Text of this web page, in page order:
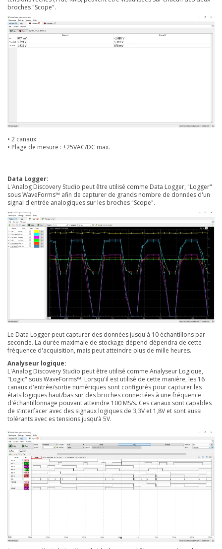
broches "Scope".
• 2 canaux
• Plage de mesure : ±25VAC/DC max.
Data Logger:
L'Analog Discovery Studio peut être utilisé comme Data Logger, "Logger"
sous WaveForms™ afin de capturer de grands nombre de données d'un
signal d'entrée analogiques sur les broches "Scope".
Le Data Logger peut capturer des données jusqu'à 10 échantillons par
seconde. La durée maximale de stockage dépend dépendra de cette
fréquence d'acquisition, mais peut atteindre plus de mille heures.
Analyseur logique:
L'Analog Discovery Studio peut être utilisé comme Analyseur Logique,
"Logic" sous WaveForms™. Lorsqu'il est utilisé de cette manière, les 16
canaux d'entrée/sortie numériques sont configurés pour capturer les
états logiques haut/bas sur des broches connectées à une fréquence
d'échantillonnage pouvant atteindre 100 MS/s. Ces canaux sont capables
de s’interfacer avec des signaux logiques de 3,3V et 1,8V et sont aussi
tolérants avec es tensions jusqu’à 5V.